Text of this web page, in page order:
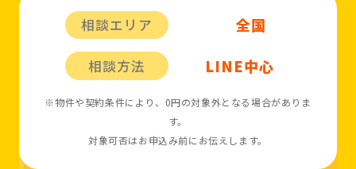
相談エリア 全国
相談方法 LINE中心
※物件や契約条件により、0円の対象外となる場合がありま
す。
対象可否はお申込み前にお伝えします。